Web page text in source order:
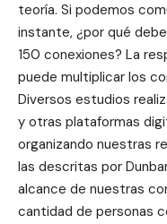
teoría. Si podemos
instante, ¿por qué
150 conexiones? La
puede multiplicar los
Diversos estudios
y otras plataformas
organizando nuestras
las descritas por
alcance de nuestras
cantidad de personas